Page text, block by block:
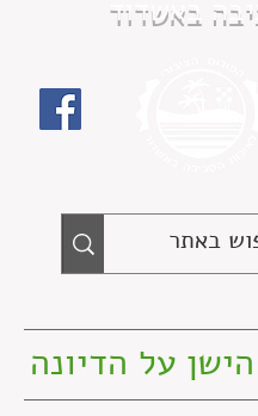
באשדוד
על הדיונה